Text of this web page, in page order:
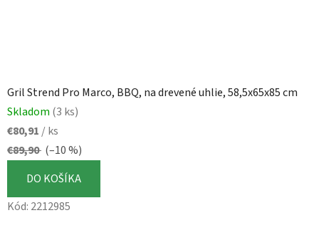
Gril Strend Pro Marco, BBQ, na drevené uhlie, 58,5x65x85 cm
Skladom (3 ks)
€80,91 / ks
€89,90 (–10 %)
DO KOŠÍKA
Kód: 2212985